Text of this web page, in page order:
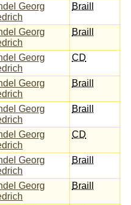
Georg
Braill
Georg
Braill
Georg
CD
Georg
Braill
Georg
Braill
Georg
CD
Georg
Braill
Georg
Braill